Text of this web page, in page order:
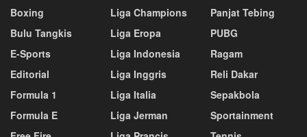
Boxing
Bulu Tangkis
E-Sports
Editorial
Formula 1
Formula E
Liga Champions
Liga Eropa
Liga Indonesia
Liga Inggris
Liga Italia
Liga Jerman
Panjat Tebing
PUBG
Ragam
Reli Dakar
Sepakbola
Sportainment